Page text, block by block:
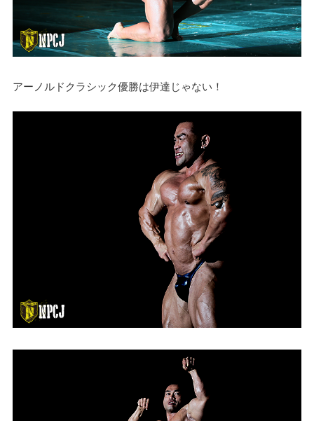
アーノルドクラシック優勝は伊達じゃない！